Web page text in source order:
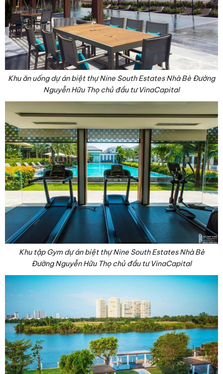
Khu ăn uống dự án biệt thự Nine South Estates Nhà Bè Đường
Nguyễn Hữu Thọ chủ đầu tư VinaCapital
Khu tập Gym dự án biệt thự Nine South Estates Nhà Bè
Đường Nguyễn Hữu Thọ chủ đầu tư VinaCapital